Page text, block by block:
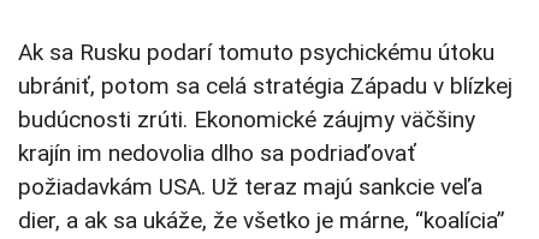
Ak sa Rusku podarí tomuto psychickému útoku
ubrániť, potom sa celá stratégia Západu v blízkej
budúcnosti zrúti. Ekonomické záujmy väčšiny
krajín im nedovolia dlho sa podriaďovať
požiadavkám USA. Už teraz majú sankcie veľa
dier, a ak sa ukáže, že všetko je márne, “koalícia”